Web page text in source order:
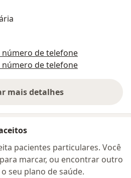
de telefone
de telefone
mais detalhes
sobre o endereço
pacientes particulares. Você
marcar, ou encontrar outro
seu plano de saúde.